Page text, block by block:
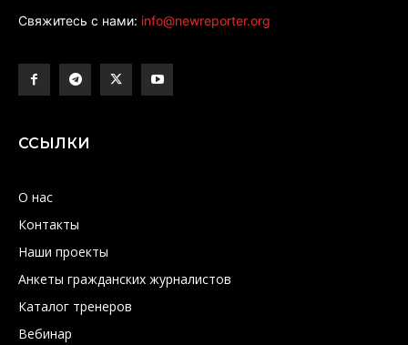
Свяжитесь с нами: info@newreporter.org
ССЫЛКИ
О нас
Контакты
Наши проекты
Анкеты гражданских журналистов
Каталог тренеров
Вебинар